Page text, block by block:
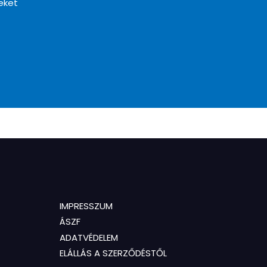
IMPRESSZUM
ÁSZF
ADATVÉDELEM
ELÁLLÁS A SZERZŐDÉSTŐL